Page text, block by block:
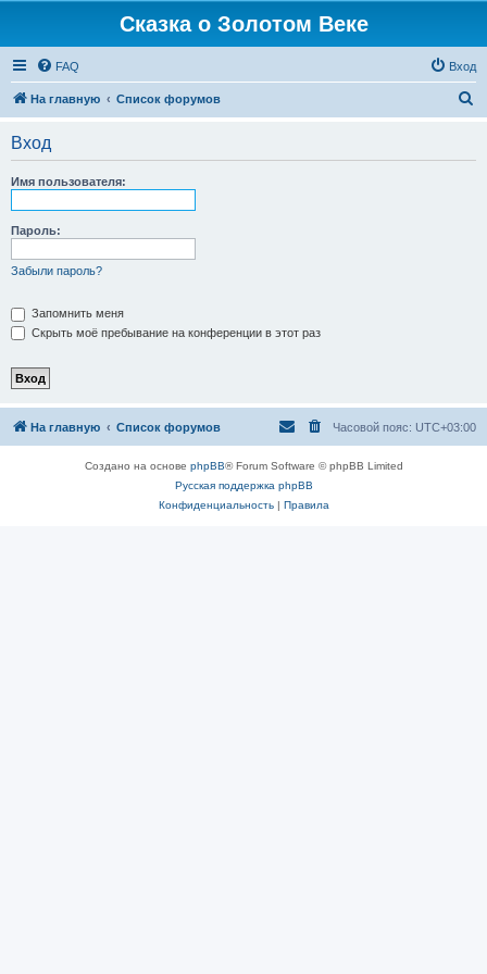
Сказка о Золотом Веке
FAQ Вход
На главную Список форумов
Вход
Имя пользователя:
Пароль:
Забыли пароль?
Запомнить меня
Скрыть моё пребывание на конференции в этот раз
На главную Список форумов Часовой пояс: UTC+03:00
Создано на основе phpBB® Forum Software © phpBB Limited
Русская поддержка phpBB
Конфиденциальность| Правила